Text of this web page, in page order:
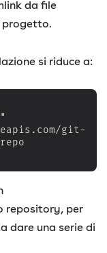
da file
si riduce a:
git-
repository, per
dare una serie di